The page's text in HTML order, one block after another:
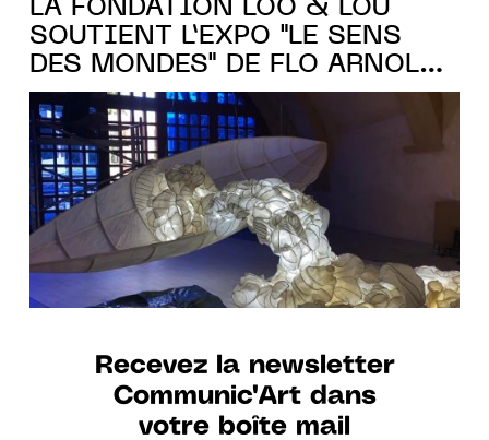
LA FONDATION LOO & LOU
SOUTIENT L’EXPO "LE SENS
DES MONDES" DE FLO ARNOLD
AU FESTIVAL
CONSTELLATIONS DE METZ, DU
22 JUIN AU 2 SEPT. 2023
Recevez la newsletter
Communic'Art dans
votre boîte mail